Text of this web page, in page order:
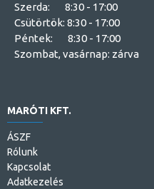
Szerda: 8:30 - 17:00
Csütörtök: 8:30 - 17:00
Péntek: 8:30 - 17:00
Szombat, vasárnap: zárva
MARÓTI KFT.
ÁSZF
Rólunk
Kapcsolat
Adatkezelés